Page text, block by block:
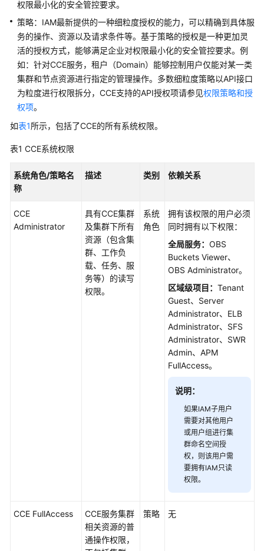
计
费
说
明
快
速
入
门
户
南
佳
实
档
权限最小化的安全管控要求。
策略：IAM最新提供的一种细粒度授权的能力，可以精确到具体服
务的操作、资源以及请求条件等。基于策略的授权是一种更加灵
活的授权方式，能够满足企业对权限最小化的安全管控要求。例
如：针对CCE服务，租户（Domain）能够控制用户仅能对某一类
集群和节点资源进行指定的管理操作。多数细粒度策略以API接口
为粒度进行权限拆分，CCE支持的API授权项请参见权限策略和授
权项。
如表1所示，包括了CCE的所有系统权限。
表1 CCE系统权限
系统角色/策略名
称
描述 类别 依赖关系
CCE
Administrator
具有CCE集群
及集群下所有
资源（包含集
群、工作负
载、任务、服
务等）的读写
权限。
系统
角色
拥有该权限的用户必须
同时拥有以下权限：
全局服务： OBS
Buckets Viewer、
OBS Administrator。
区域级项目： Tenant
Guest、Server
Administrator、ELB
Administrator、SFS
Administrator、SWR
Admin、APM
FullAccess。
说明：
如果IAM子用户
需要对其他用户
或用户组进行集
群命名空间授
权，则该用户需
要拥有IAM只读
权限。
CCE FullAccess
CCE服务集群
相关资源的普
通操作权限，
策略 无